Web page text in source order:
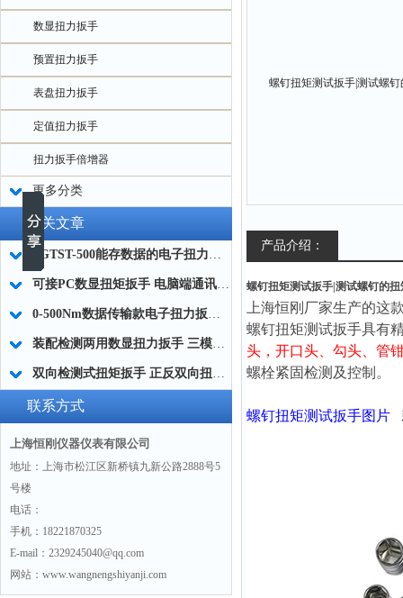
数显扭力扳手
预置扭力扳手
表盘扭力扳手
定值扭力扳手
扭力扳手倍增器
更多分类
相关文章
SGTST-500能存数据的电子扭力扳手 带工作记录的智能扭力扳手厂家
可接PC数显扭矩扳手 电脑端通讯力矩扳手 数据上传电脑电子扭力扳手厂家
0-500Nm数据传输款电子扭力扳手,信号输出追溯扭矩值的扭矩扳手
装配检测两用数显扭力扳手 三模式切换扭矩扳手 工业紧固测量力矩扳手品牌
双向检测式扭矩扳手 正反双向扭力测试检测扳手 正旋反旋力矩扳手厂家
联系方式
上海恒刚仪器仪表有限公司
地址：上海市松江区新桥镇九新公路2888号5
号楼
电话：
手机：18221870325
E-mail：2329245040@qq.com
网站：www.wangnengshiyanji.com
产品介绍：
螺钉扭矩测试扳手|测试螺钉的扭
上海恒刚厂家生产的这
螺钉扭矩测试扳手具有
头， 开口头、勾头、管
螺栓紧固检测及控制。
螺钉扭矩测试扳手图片